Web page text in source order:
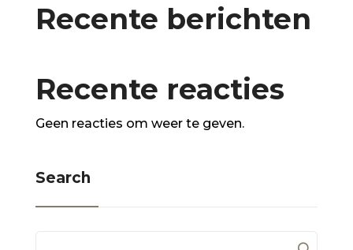
Recente berichten
Recente reacties
Geen reacties om weer te geven.
Search